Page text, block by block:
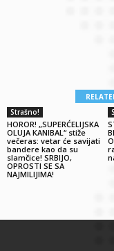
Strašno!
HOROR! „SUPERĆELIJSKA
OLUJA KANIBAL“ stiže
večeras: vetar će savijati
bandere kao da su
slamčice! SRBIJO,
OPROSTI SE SA
NAJMILIJIMA!